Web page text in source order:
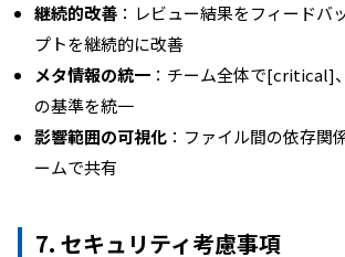
継続的改善 ：レビュー結果をフィードバ
プトを継続的に改善
メタ情報の統一 ：チーム全体で
の基準を統一
影響範囲の可視化 ：ファイル間の依存関
ームで共有
7. セキュリティ考慮事項